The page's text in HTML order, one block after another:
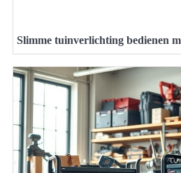
Slimme tuinverlichting bedienen